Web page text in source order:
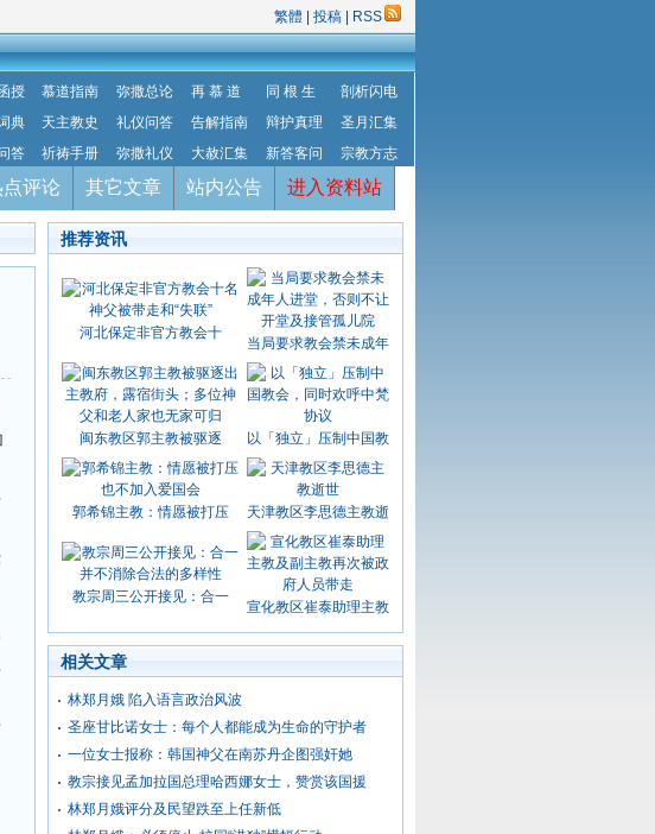
繁體 投稿 RSS
授 慕道指南 弥撒总论 再 慕 道 同 根 生
剖析闪电
典 天主教史 礼仪问答 告解指南 辩护真理
圣月汇集
答 祈祷手册 弥撒礼仪 大赦汇集 新答客问 宗教方志
评论 其它文章 站内公告 进入资料站
推荐资讯
河北保定非官方教会十
当局要求教会禁未成年
闽东教区郭主教被驱逐 以「独立」压制中国教
郭希锦主教：情愿被打压 天津教区李思德主教逝
教宗周三公开接见：合一
宣化教区崔泰助理主教
相关文章
林郑月娥 陷入语言政治风波
圣座甘比诺女士：每个人都能成为生命的守护者
一位女士报称：韩国神父在南苏丹企图强奸她
教宗接见孟加拉国总理哈西娜女士，赞赏该国援
林郑月娥评分及民望跌至上任新低